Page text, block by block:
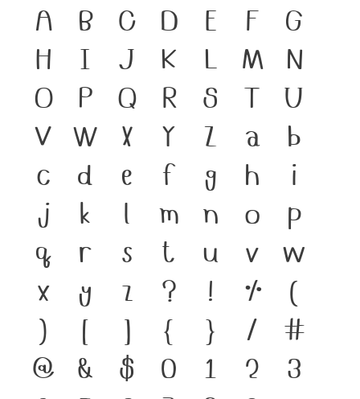
A B C D E F
G
H
I J K L M
N
O
P Q R S T
U
V W X Y Z a
b
c
d e f g h
i
j
k l m n o
p
q
r s t u v
w
x
y z ? ! %
(
)
[ ] { } /
#
@
& $ 0 1 2
3